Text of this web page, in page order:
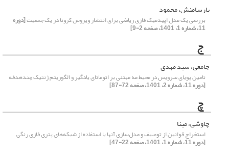
پارسامنش، محمود
بررسی یک مدل اپیدمیک فازی ریاضی برای انتشار ویروس کرونا در یک جمعیت[دوره
11، شماره 1، 1401، صفحه 2-9]
ج
جامعی، سید مهدی
تامین پویای سرویس در محیط مه مبتنی بر اتوماتای یادگیر و الگوریتم ژنتیک چندهدفه
[دوره 11، شماره 2، 1401، صفحه 72-87]
چ
چاوشی، مینا
استخراج قوانین از توصیف و مدل‌سازی آنها با استفاده از شبکه‌های پتری فازی رنگی
[دوره 11، شماره 1، 1401، صفحه 22-47]